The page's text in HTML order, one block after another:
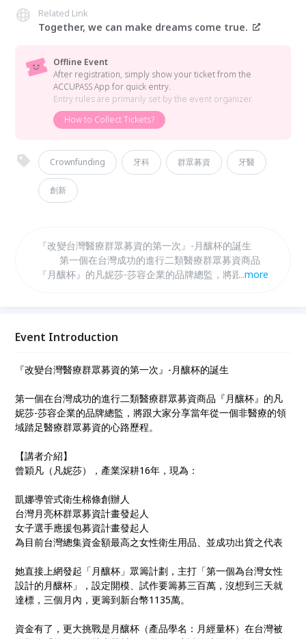
Related Link
Together, we can make dreams come true.
Offline Event
After registration, simply show your ticket from the
ACCUPASS App for quick entry.
Entry rules are primarily set by the event organizer.
How to Collect Tickets?
Crownfunding 牙科 群眾募資 牙醫
創新
『改變台灣醫療群眾募資的第一次』-月釀杯的誕生
第一個在台灣成功的進行二類醫療群眾募資商品
『月釀杯』的凡妮莎-莎容企業的品牌總監，將跟大家
眾募資計畫發起人 女子選手應援包募資計畫發起人 為
...more
Event Introduction
『改變台灣醫療群眾募資的第一次』-月釀杯的誕生
第一個在台灣成功的進行二類醫療群眾募資商品『月釀杯』的凡
妮莎-莎容企業的品牌總監，將跟大家分享當年從一個非醫療的領
域踏足醫療群眾募資的心路歷程。
【講者介紹】
曾穎凡（凡妮莎），產業深耕16年，現為：
凱娜導管式衛生棉條創辦人
台灣月亮杯群眾募資計畫發起人
女子選手應援包募資計畫發起人
為目前台灣總集資金額最高之女性衛生用品、並成功出貨之代表
她直接上網發起「月釀杯」眾籌計劃，主打「第一個為台灣女性
設計的月釀杯」，設定開模、試作要籌募三百萬，沒想到三天就
達標，三個月內，更籌到新台幣1135萬。
資金有了，更大挑戰是月釀杯（產品學名：月經量杯）在台灣被